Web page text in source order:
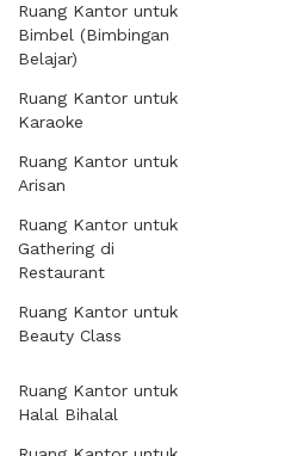
Ruang Kantor untuk
Bimbel (Bimbingan
Belajar)
Ruang Kantor untuk
Karaoke
Ruang Kantor untuk
Arisan
Ruang Kantor untuk
Gathering di
Restaurant
Ruang Kantor untuk
Beauty Class
Ruang Kantor untuk
Halal Bihalal